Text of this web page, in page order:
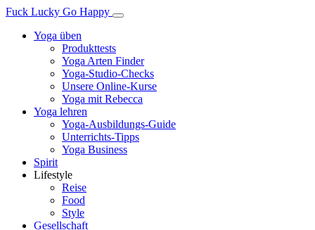
Fuck Lucky Go Happy
Yoga üben
Produkttests
Yoga Arten Finder
Yoga-Studio-Checks
Unsere Online-Kurse
Yoga mit Rebecca
Yoga lehren
Yoga-Ausbildungs-Guide
Unterrichts-Tipps
Yoga Business
Spirit
Lifestyle
Reise
Food
Style
Gesellschaft